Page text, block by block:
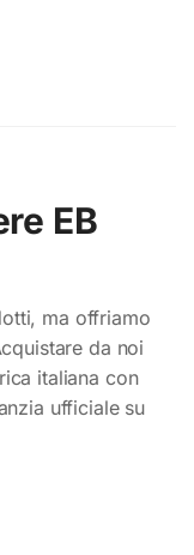
EB
ma offriamo
da noi
italiana con
ufficiale su